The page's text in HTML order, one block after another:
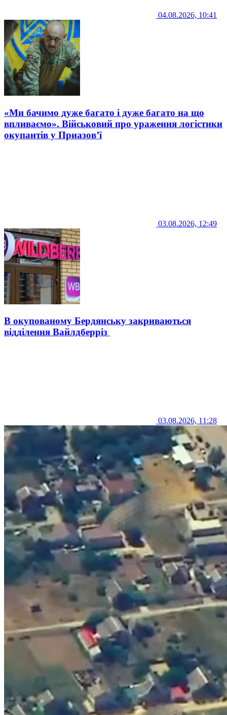
04.08.2026, 10:41
«Ми бачимо дуже багато і дуже багато на що
впливаємо». Військовий про ураження логістики
окупантів у Приазов’ї
03.08.2026, 12:49
В окупованому Бердянську закриваються
відділення Вайлдберріз
03.08.2026, 11:28